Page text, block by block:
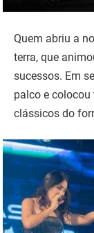
Quem abriu a
terra, que
sucessos. Em
palco e
clássicos do